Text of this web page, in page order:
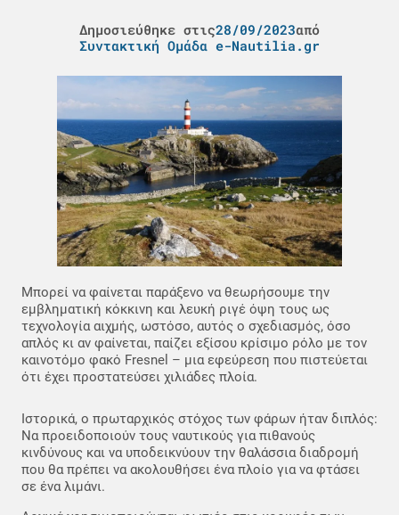
Δημοσιεύθηκε στις28/09/2023από
Συντακτική Ομάδα e-Nautilia.gr
Μπορεί να φαίνεται παράξενο να θεωρήσουμε την
εμβληματική κόκκινη και λευκή ριγέ όψη τους ως
τεχνολογία αιχμής, ωστόσο, αυτός ο σχεδιασμός, όσο
απλός κι αν φαίνεται, παίζει εξίσου κρίσιμο ρόλο με τον
καινοτόμο φακό Fresnel – μια εφεύρεση που πιστεύεται
ότι έχει προστατεύσει χιλιάδες πλοία.
Ιστορικά, ο πρωταρχικός στόχος των φάρων ήταν διπλός:
Να προειδοποιούν τους ναυτικούς για πιθανούς
κινδύνους και να υποδεικνύουν την θαλάσσια διαδρομή
που θα πρέπει να ακολουθήσει ένα πλοίο για να φτάσει
σε ένα λιμάνι.